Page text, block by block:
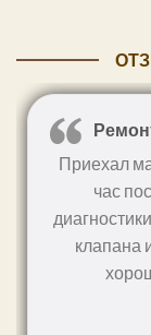
Приехал
час
клапана